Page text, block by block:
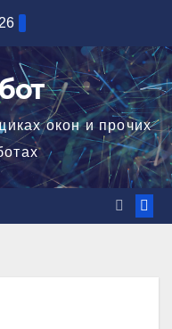
окон и прочих